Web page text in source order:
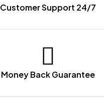
Customer Support 24/7
Money Back Guarantee